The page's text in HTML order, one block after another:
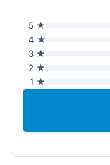
5 ★
4 ★
3 ★
2 ★
1 ★